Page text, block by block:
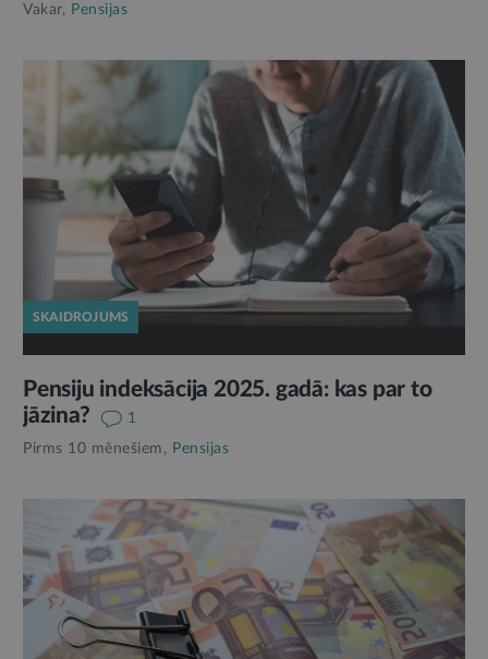
Vakar, Pensijas
SKAIDROJUMS
Pensiju indeksācija 2025. gadā: kas par to
jāzina?
1
Pirms 10 mēnešiem, Pensijas